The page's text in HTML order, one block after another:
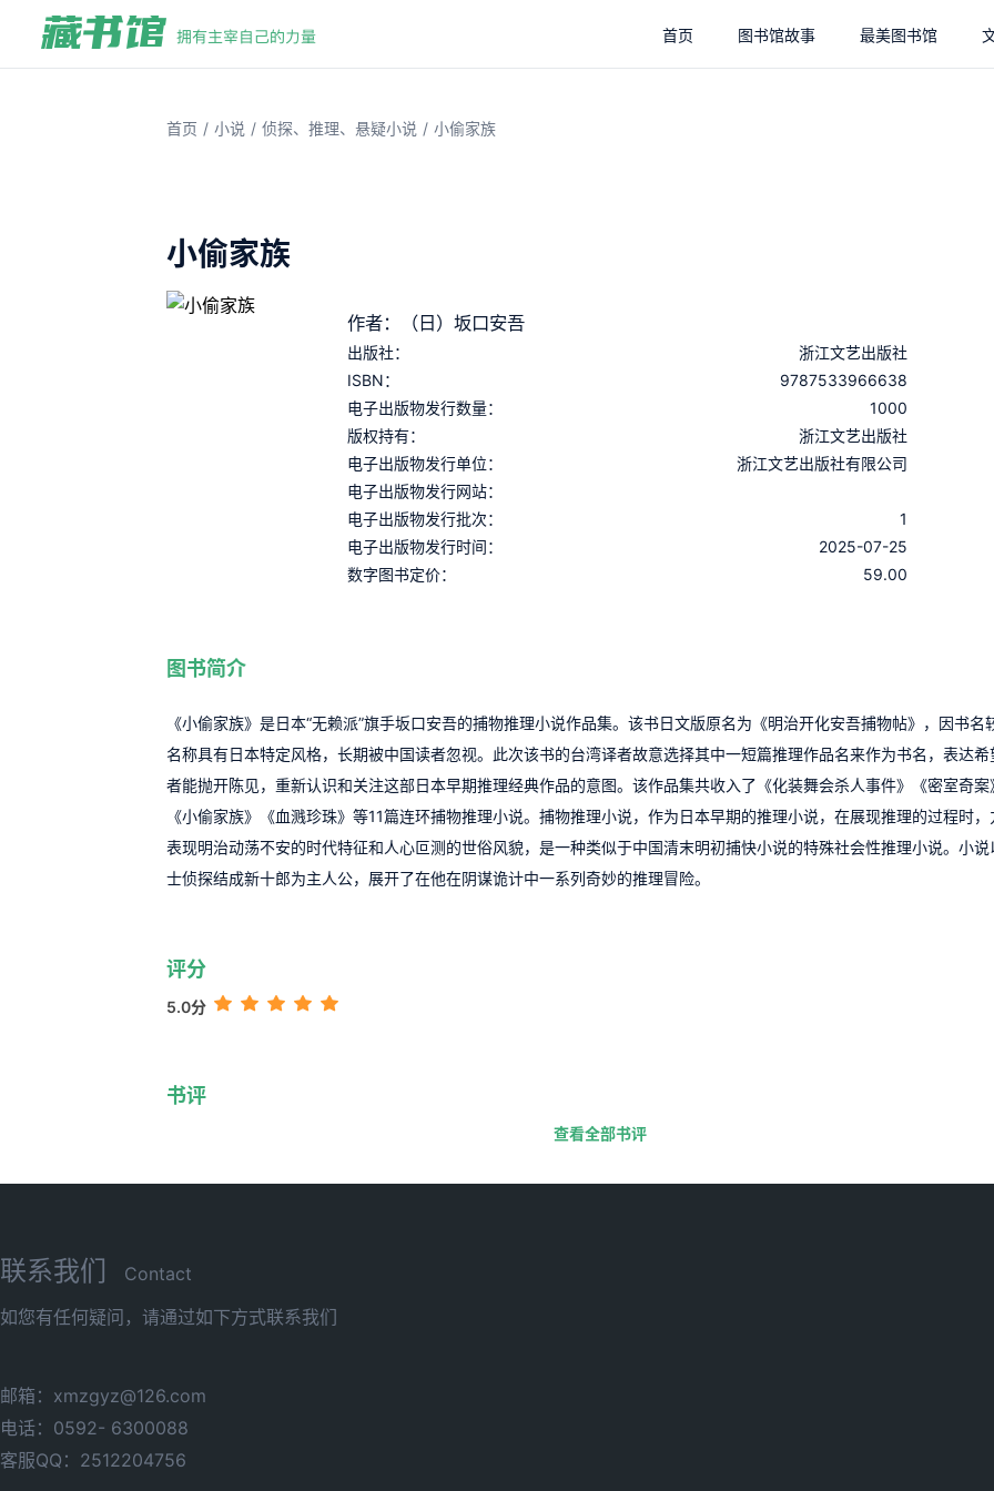
首页 图书馆故事 最美图书馆
首页 / 小说 / 侦探、推理、悬疑小说 / 小偷家族
小偷家族
作者：（日）坂口安吾
出版社：
浙江文艺出版社
ISBN：
9787533966638
电子出版物发行数量：
1000
版权持有：
浙江文艺出版社
电子出版物发行单位：
浙江文艺出版社有限公司
电子出版物发行网站：
电子出版物发行批次：
1
电子出版物发行时间：
2025-07-25
数字图书定价：
59.00
图书简介
《小偷家族》是日本“无赖派”旗手坂口安吾的捕物推理小说作品集。该书日文版原名为《明治开化安吾捕物帖》，因书名
名称具有日本特定风格，长期被中国读者忽视。此次该书的台湾译者故意选择其中一短篇推理作品名来作为书名，表达希
者能抛开陈见，重新认识和关注这部日本早期推理经典作品的意图。该作品集共收入了《化装舞会杀人事件》《密室奇案
《小偷家族》《血溅珍珠》等11篇连环捕物推理小说。捕物推理小说，作为日本早期的推理小说，在展现推理的过程时，
表现明治动荡不安的时代特征和人心叵测的世俗风貌，是一种类似于中国清末明初捕快小说的特殊社会性推理小说。小说
士侦探结成新十郎为主人公，展开了在他在阴谋诡计中一系列奇妙的推理冒险。
评分
5.0分
书评
查看全部书评
联系我们
Contact
如您有任何疑问，请通过如下方式联系我们
邮箱：xmzgyz@126.com
电话：0592- 6300088
客服QQ：2512204756